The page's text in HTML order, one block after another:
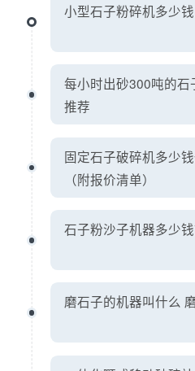
小型石子粉碎机多少钱
每小时出砂300吨的
推荐
固定石子破碎机多少
（附报价清单）
石子粉沙子机器多少
磨石子的机器叫什么